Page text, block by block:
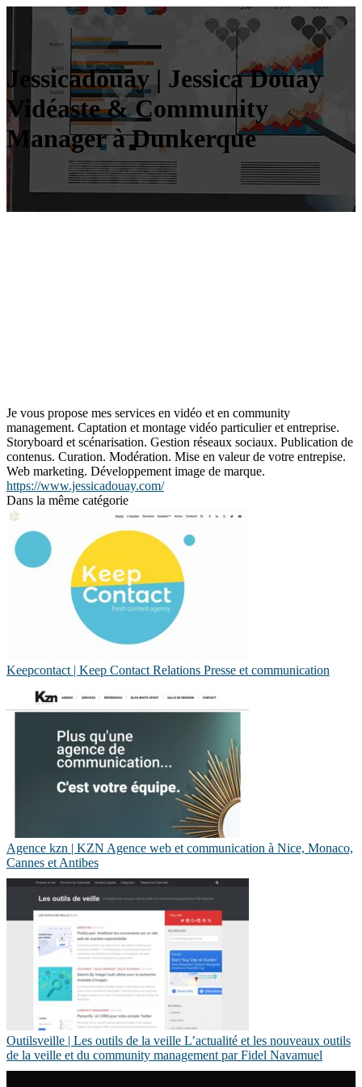
Jes­sica­douay | Jessica Douay
Vidéaste & Community
Manager à Dunkerque
Je vous propose mes services en vidéo et en community
management. Captation et montage vidéo particulier et entreprise.
Storyboard et scénarisation. Gestion réseaux sociaux. Publication de
contenus. Curation. Modération. Mise en valeur de votre entrepise.
Web marketing. Développement image de marque.
https://www.jessicadouay.com/
Dans la même catégorie
Keepcontact | Keep Contact Relations Presse et com­munica­tion
Agence kzn | KZN Agence web et com­munica­tion à Nice, Monaco,
Cannes et Antibes
Ou­tilsveil­le | Les outils de la veille L’actualité et les nouveaux outils
de la veille et du community management par Fidel Navamuel